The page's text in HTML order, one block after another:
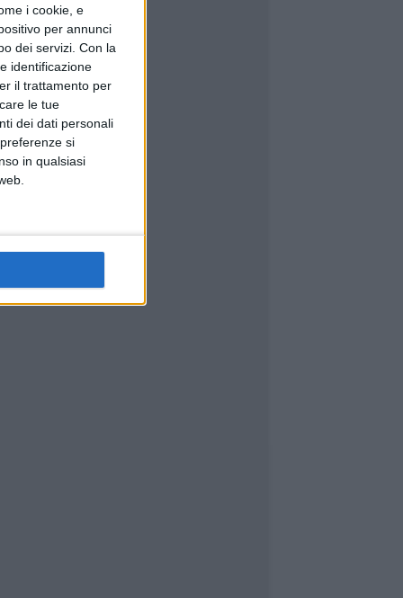
i cookie, e
per annunci
dei servizi. Con la
identificazione
il trattamento per
le tue
dei dati personali
si
in qualsiasi